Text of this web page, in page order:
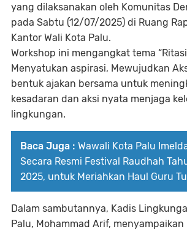
yang dilaksanakan oleh Komunitas
pada Sabtu (12/07/2025) di Ruang
Kantor Wali Kota Palu.
Workshop ini mengangkat tema
Menyatukan aspirasi, Mewujudkan
bentuk ajakan bersama untuk
kesadaran dan aksi nyata menjaga
lingkungan.
Baca Juga : Wawali Kota Palu
Secara Resmi Festival Raudhah
2025, untuk Meriahkan Haul Guru
Dalam sambutannya, Kadis
Palu, Mohammad Arif,